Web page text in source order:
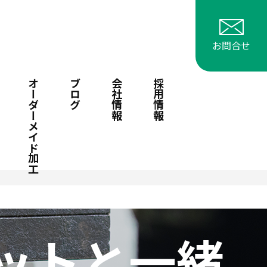
お問合せ
オーダーメイド加工 ブログ 会社情報 採用情報